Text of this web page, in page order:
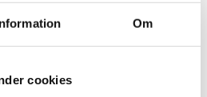
Om
cookies